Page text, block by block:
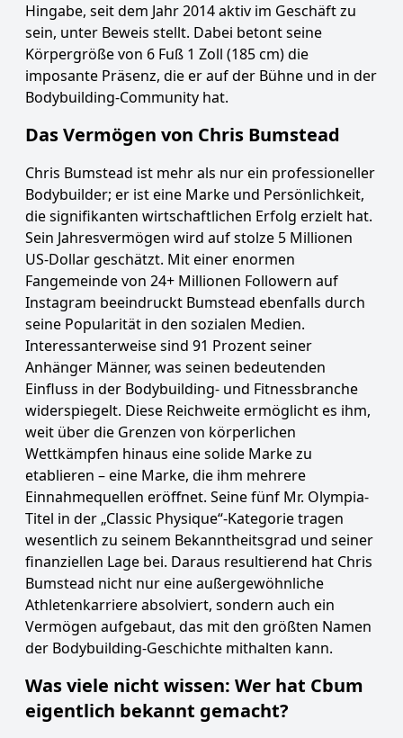
Hingabe, seit dem Jahr 2014 aktiv im Geschäft zu
sein, unter Beweis stellt. Dabei betont seine
Körpergröße von 6 Fuß 1 Zoll (185 cm) die
imposante Präsenz, die er auf der Bühne und in der
Bodybuilding-Community hat.
Das Vermögen von Chris Bumstead
Chris Bumstead ist mehr als nur ein professioneller
Bodybuilder; er ist eine Marke und Persönlichkeit,
die signifikanten wirtschaftlichen Erfolg erzielt hat.
Sein Jahresvermögen wird auf stolze 5 Millionen
US-Dollar geschätzt. Mit einer enormen
Fangemeinde von 24+ Millionen Followern auf
Instagram beeindruckt Bumstead ebenfalls durch
seine Popularität in den sozialen Medien.
Interessanterweise sind 91 Prozent seiner
Anhänger Männer, was seinen bedeutenden
Einfluss in der Bodybuilding- und Fitnessbranche
widerspiegelt. Diese Reichweite ermöglicht es ihm,
weit über die Grenzen von körperlichen
Wettkämpfen hinaus eine solide Marke zu
etablieren – eine Marke, die ihm mehrere
Einnahmequellen eröffnet. Seine fünf Mr. Olympia-
Titel in der „Classic Physique“-Kategorie tragen
wesentlich zu seinem Bekanntheitsgrad und seiner
finanziellen Lage bei. Daraus resultierend hat Chris
Bumstead nicht nur eine außergewöhnliche
Athletenkarriere absolviert, sondern auch ein
Vermögen aufgebaut, das mit den größten Namen
der Bodybuilding-Geschichte mithalten kann.
Was viele nicht wissen: Wer hat Cbum
eigentlich bekannt gemacht?